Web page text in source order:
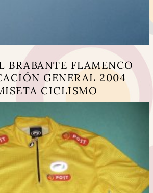
BRABANTE FLAMENCO
GENERAL 2004
CICLISMO
producto
tiene
múltiples
variantes.
Las
opciones
se
pueden
elegir